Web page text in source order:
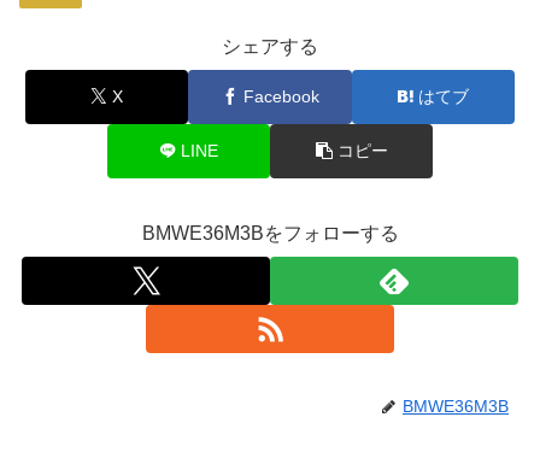
シェアする
X Facebook はてブ
LINE コピー
BMWE36M3Bをフォローする
BMWE36M3B